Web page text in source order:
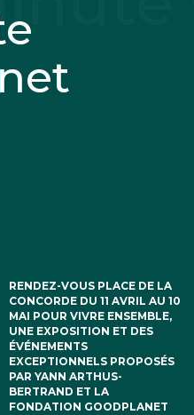
RENDEZ-VOUS PLACE DE LA
CONCORDE DU 11 AVRIL AU 10
MAI POUR VIVRE ENSEMBLE,
UNE EXPOSITION ET DES
ÉVÉNEMENTS
EXCEPTIONNELS PROPOSÉS
PAR YANN ARTHUS-
BERTRAND ET LA
FONDATION GOODPLANET